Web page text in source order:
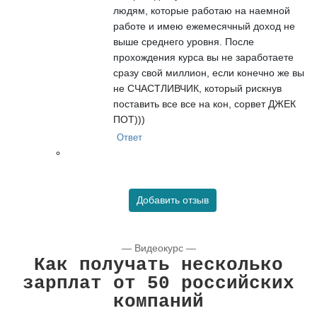
людям, которые работаю на наемной
работе и имею ежемесячный доход не
выше среднего уровня. После
прохождения курса вы не заработаете
сразу свой миллион, если конечно же вы
не СЧАСТЛИВЧИК, который рискнув
поставить все все на кон, сорвет ДЖЕК
ПОТ)))
Ответ
Добавить отзыв
— Видеокурс —
Как получать несколько
зарплат от 50 российских
компаний